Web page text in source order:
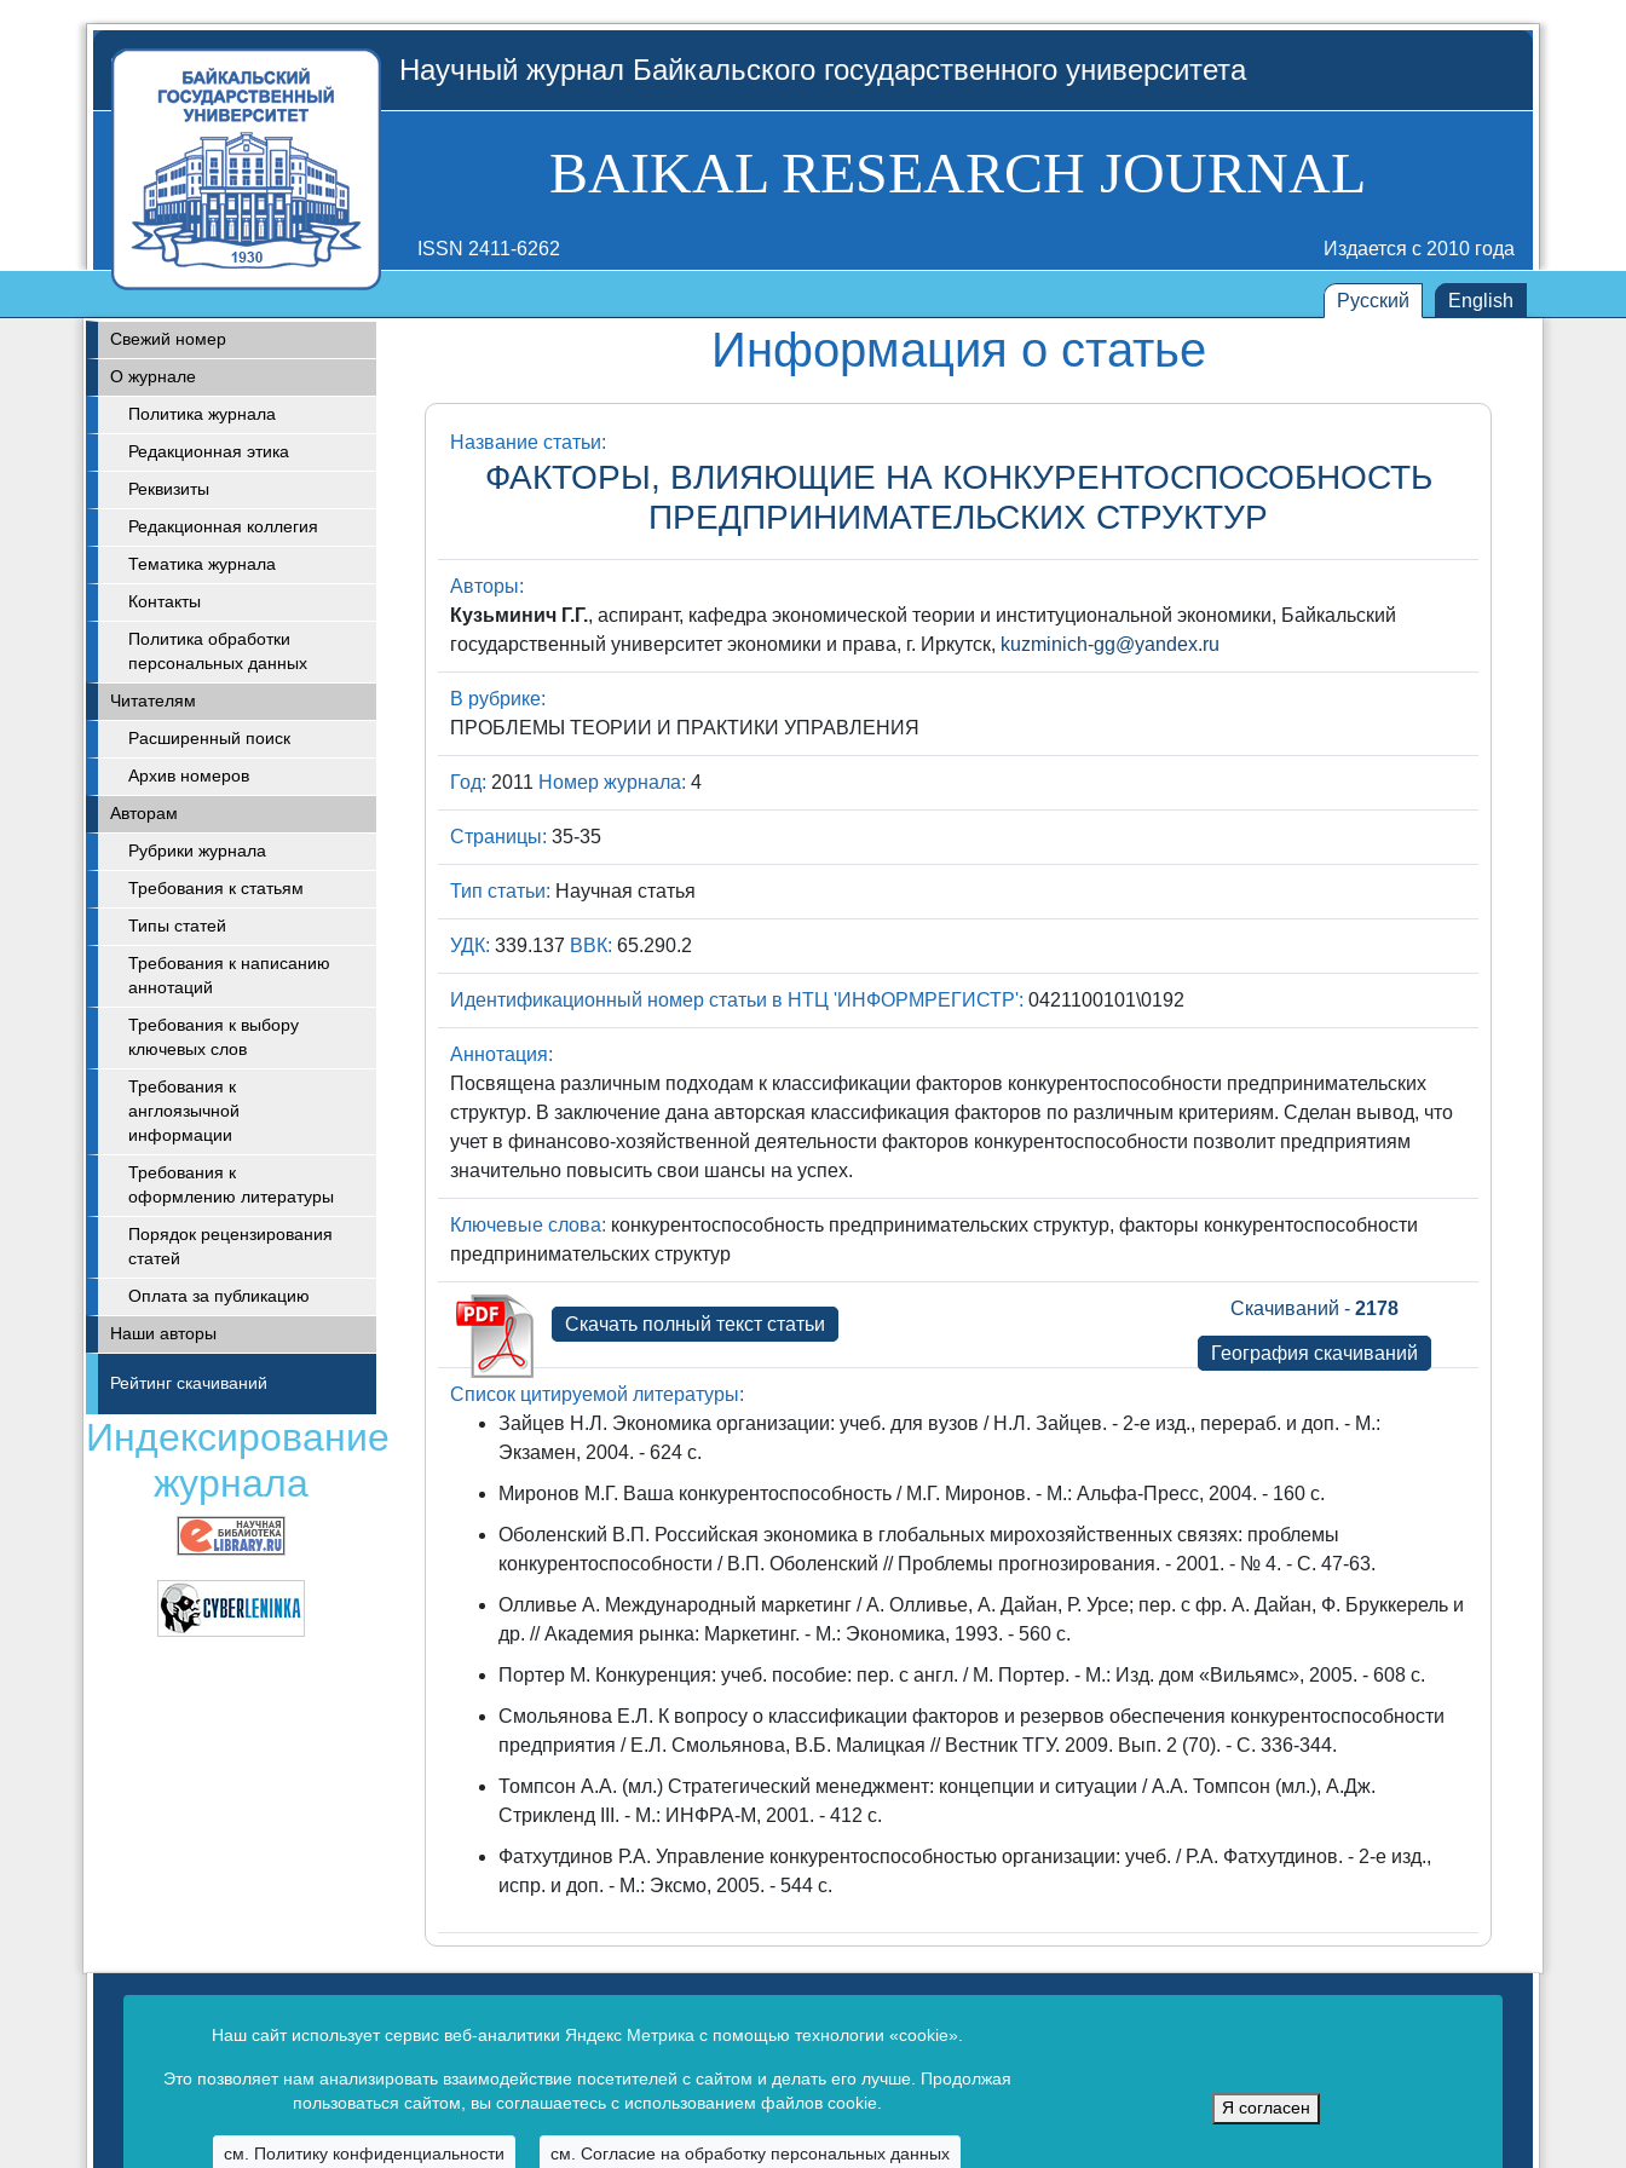
Научный журнал Байкальского государственного университета
BAIKAL RESEARCH JOURNAL
ISSN 2411-6262 Издается с 2010 года
Русский English
Свежий номер
О журнале
Политика журнала
Редакционная этика
Реквизиты
Редакционная коллегия
Тематика журнала
Контакты
Политика обработки
персональных данных
Читателям
Расширенный поиск
Архив номеров
Авторам
Рубрики журнала
Требования к статьям
Типы статей
Требования к написанию
аннотаций
Требования к выбору
ключевых слов
Требования к
англоязычной
информации
Требования к
оформлению литературы
Порядок рецензирования
статей
Оплата за публикацию
Наши авторы
Рейтинг скачиваний
Индексирование
журнала
Информация о статье
Название статьи:
ФАКТОРЫ, ВЛИЯЮЩИЕ НА КОНКУРЕНТОСПОСОБНОСТЬ
ПРЕДПРИНИМАТЕЛЬСКИХ СТРУКТУР
Авторы:
Кузьминич Г.Г., аспирант, кафедра экономической теории и институциональной экономики, Байкальский
государственный университет экономики и права, г. Иркутск, kuzminich-gg@yandex.ru
В рубрике:
ПРОБЛЕМЫ ТЕОРИИ И ПРАКТИКИ УПРАВЛЕНИЯ
Год: 2011 Номер журнала: 4
Страницы: 35-35
Тип статьи: Научная статья
УДК: 339.137 ВВК: 65.290.2
Идентификационный номер статьи в НТЦ 'ИНФОРМРЕГИСТР': 0421100101\0192
Аннотация:
Посвящена различным подходам к классификации факторов конкурентоспособности предпринимательских
структур. В заключение дана авторская классификация факторов по различным критериям. Сделан вывод, что
учет в финансово-хозяйственной деятельности факторов конкурентоспособности позволит предприятиям
значительно повысить свои шансы на успех.
Ключевые слова: конкурентоспособность предпринимательских структур, факторы конкурентоспособности
предпринимательских структур
Скачиваний - 2178
География скачиваний
Скачать полный текст статьи
Список цитируемой литературы:
Зайцев Н.Л. Экономика организации: учеб. для вузов / Н.Л. Зайцев. - 2-е изд., перераб. и доп. - М.:
Экзамен, 2004. - 624 с.
Миронов М.Г. Ваша конкурентоспособность / М.Г. Миронов. - М.: Альфа-Пресс, 2004. - 160 с.
Оболенский В.П. Российская экономика в глобальных мирохозяйственных связях: проблемы
конкурентоспособности / В.П. Оболенский // Проблемы прогнозирования. - 2001. - № 4. - С. 47-63.
Олливье А. Международный маркетинг / А. Олливье, А. Дайан, Р. Урсе; пер. с фр. А. Дайан, Ф. Бруккерель и
др. // Академия рынка: Маркетинг. - М.: Экономика, 1993. - 560 с.
Портер М. Конкуренция: учеб. пособие: пер. с англ. / М. Портер. - М.: Изд. дом «Вильямс», 2005. - 608 с.
Смольянова Е.Л. К вопросу о классификации факторов и резервов обеспечения конкурентоспособности
предприятия / Е.Л. Смольянова, В.Б. Малицкая // Вестник ТГУ. 2009. Вып. 2 (70). - С. 336-344.
Томпсон А.А. (мл.) Стратегический менеджмент: концепции и ситуации / А.А. Томпсон (мл.), А.Дж.
Стрикленд III. - М.: ИНФРА-М, 2001. - 412 с.
Фатхутдинов Р.А. Управление конкурентоспособностью организации: учеб. / Р.А. Фатхутдинов. - 2-е изд.,
испр. и доп. - М.: Эксмо, 2005. - 544 с.
Наш сайт использует сервис веб-аналитики Яндекс Метрика с помощью технологии «cookie».
Это позволяет нам анализировать взаимодействие посетителей с сайтом и делать его лучше. Продолжая
пользоваться сайтом, вы соглашаетесь с использованием файлов cookie.
см. Политику конфиденциальности см. Согласие на обработку персональных данных
Я согласен
(Роскомнадзор).
Байкальский государственный университет